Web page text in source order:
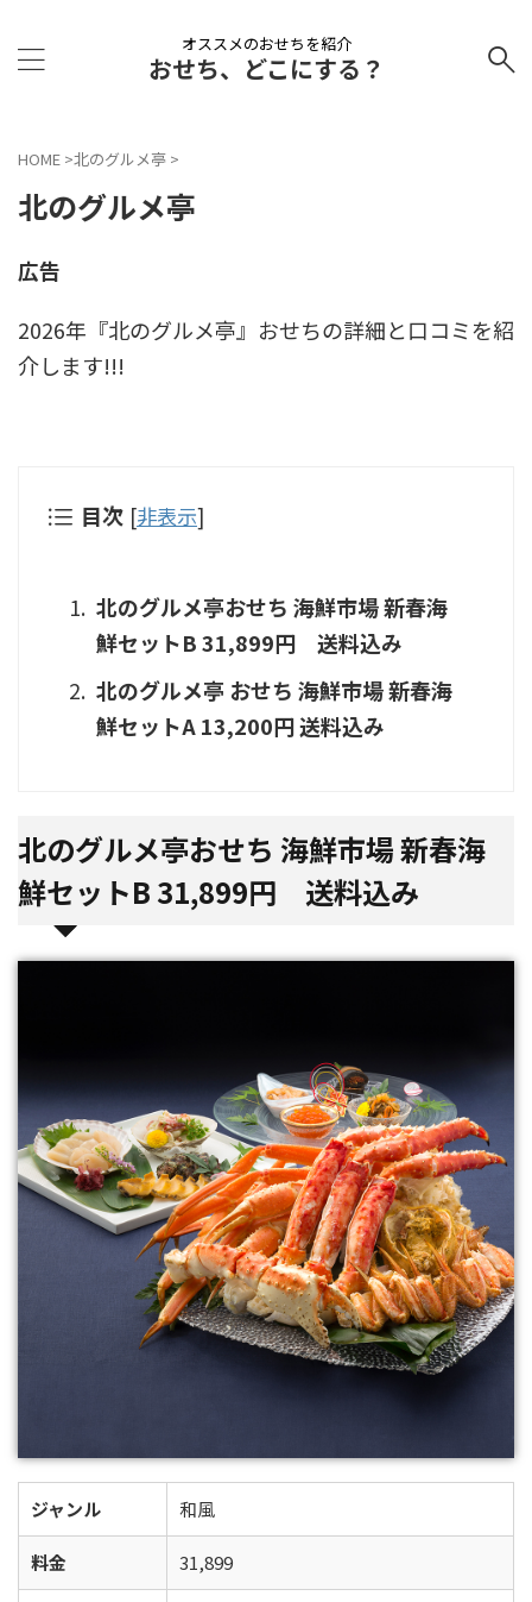
オススメのおせちを紹介
おせち、どこにする？
HOME >北のグルメ亭 >
北のグルメ亭
広告
2026年『北のグルメ亭』おせちの詳細と口コミを紹
介します!!!
目次 [非表示]
北のグルメ亭おせち 海鮮市場 新春海
鮮セットB 31,899円 送料込み
北のグルメ亭 おせち 海鮮市場 新春海
鮮セットA 13,200円 送料込み
北のグルメ亭おせち 海鮮市場 新春海
鮮セットB 31,899円 送料込み
ジャンル 和風
料金 31,899